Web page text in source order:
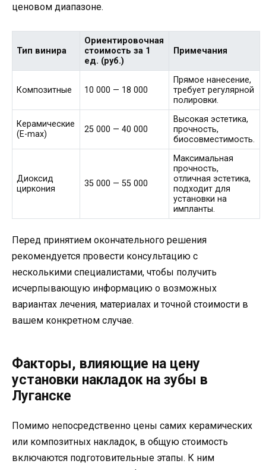
ценовом диапазоне.
Тип винира
Ориентировочная
стоимость за 1
ед. (руб.)
Примечания
Композитные 10 000 — 18 000
Прямое нанесение,
требует регулярной
полировки.
Керамические
(E-max)
25 000 — 40 000
Высокая эстетика,
прочность,
биосовместимость.
Диоксид
циркония
35 000 — 55 000
Максимальная
прочность,
отличная эстетика,
подходит для
установки на
импланты.
Перед принятием окончательного решения
рекомендуется провести консультацию с
несколькими специалистами, чтобы получить
исчерпывающую информацию о возможных
вариантах лечения, материалах и точной стоимости в
вашем конкретном случае.
Факторы, влияющие на цену
установки накладок на зубы в
Луганске
Помимо непосредственно цены самих керамических
или композитных накладок, в общую стоимость
включаются подготовительные этапы. К ним